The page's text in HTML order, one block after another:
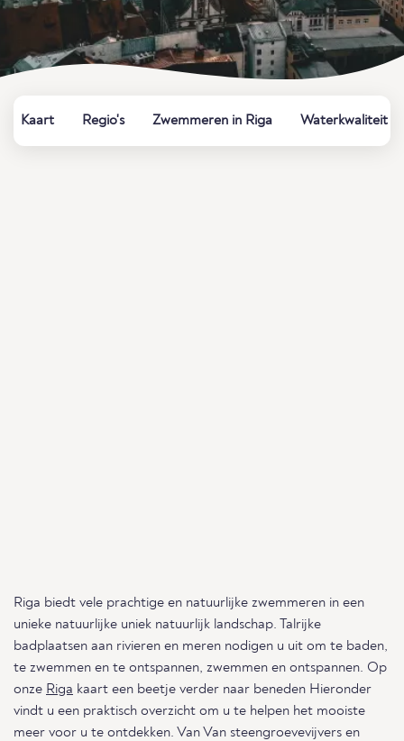
Kaart Regio's Zwemmeren in Riga Waterkwaliteit
Riga biedt vele prachtige en natuurlijke zwemmeren in een
unieke natuurlijke uniek natuurlijk landschap. Talrijke
badplaatsen aan rivieren en meren nodigen u uit om te baden,
te zwemmen en te ontspannen, zwemmen en ontspannen. Op
onze Riga kaart een beetje verder naar beneden Hieronder
vindt u een praktisch overzicht om u te helpen het mooiste
meer voor u te ontdekken. Van Van steengroevevijvers en